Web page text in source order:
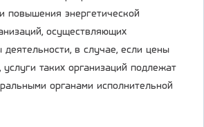
повышения энергетической
осуществляющих
в случае, если цены
таких организаций подлежат
органами исполнительной